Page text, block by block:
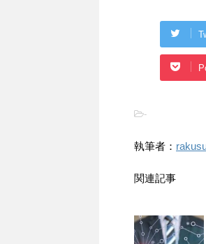
-
執筆者：
関連記事